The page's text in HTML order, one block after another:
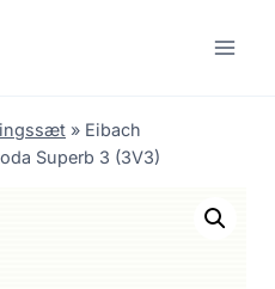
» Eibach
Superb 3 (3V3)